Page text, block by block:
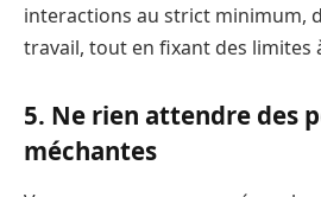
interactions au strict minimum,
travail, tout en fixant des limites
5. Ne rien attendre des
méchantes